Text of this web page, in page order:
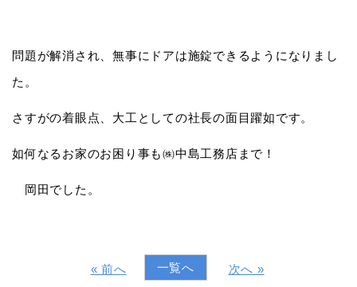
問題が解消され、無事にドアは施錠できるようになりまし
た。
さすがの着眼点、大工としての社長の面目躍如です。
如何なるお家のお困り事も㈱中島工務店まで！
岡田でした。
« 前へ 一覧へ 次へ »